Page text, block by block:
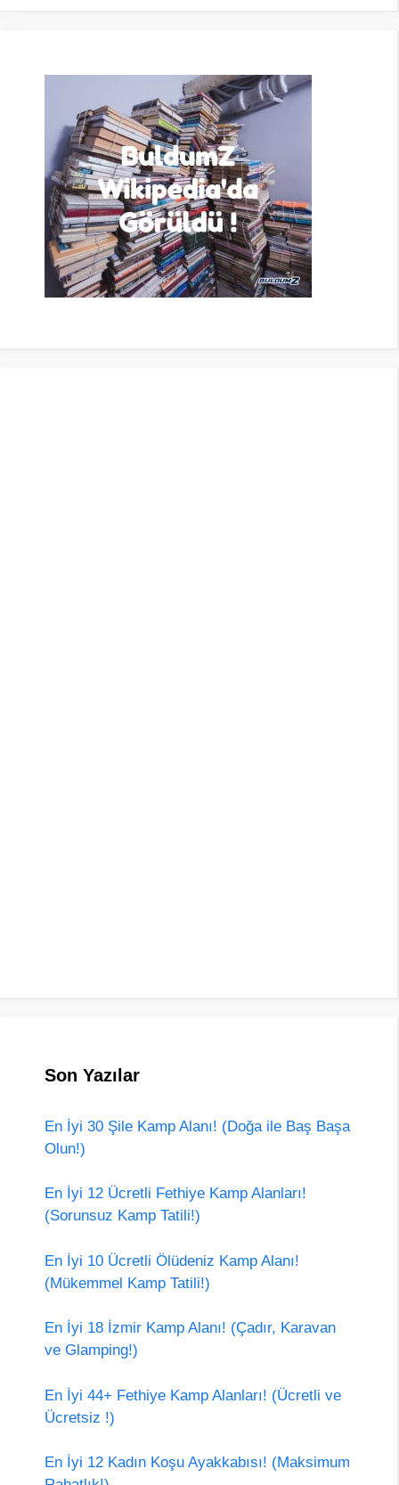
Son Yazılar
En İyi 30 Şile Kamp Alanı! (Doğa ile Baş Başa
Olun!)
En İyi 12 Ücretli Fethiye Kamp Alanları!
(Sorunsuz Kamp Tatili!)
En İyi 10 Ücretli Ölüdeniz Kamp Alanı!
(Mükemmel Kamp Tatili!)
En İyi 18 İzmir Kamp Alanı! (Çadır, Karavan
ve Glamping!)
En İyi 44+ Fethiye Kamp Alanları! (Ücretli ve
Ücretsiz !)
En İyi 12 Kadın Koşu Ayakkabısı! (Maksimum